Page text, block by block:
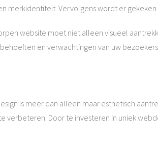
merkidentiteit. Vervolgens wordt er
website moet niet alleen visueel
en verwachtingen van uw
is meer dan alleen maar esthetisch
verbeteren. Door te investeren in uniek